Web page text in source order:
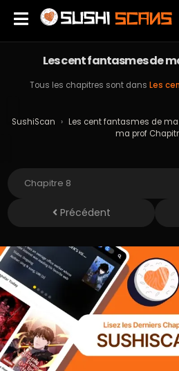
Les cent fantasmes de
Tous les chapitres sont dans Les
SushiScan › Les cent fantasmes de ma
ma prof
Précédent